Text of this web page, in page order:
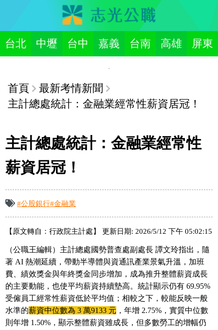
台北 中壢 台中 嘉義 台南 高雄 屏東
首頁
最新考情新聞
主計總處統計：金融業經常性薪資居冠！
主計總處統計：金融業經常性
薪資居冠！
#公股銀行#金融業
【原文轉自：行政院主計處】 更新日期: 2026/5/12 下午 05:02:15
（公職王編輯）主計總處國勢普查處副處長 譚文玲指出，隨
著 AI 熱潮延續，帶動半導體與資通訊產業景氣升溫，加班
費、績效獎金與年終獎金同步增加，成為推升整體薪資成長
的主要動能，也使平均薪資持續墊高。統計顯示仍有 69.95%
受僱員工經常性薪資低於平均值；相較之下，較能反映一般
水準的薪資中位數為 3 萬9133 元 ，年增 2.75%，實質中位數
則年增 1.50%，顯示整體薪資雖成長，但多數勞工的增幅仍